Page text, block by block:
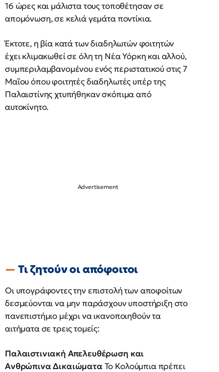
16 ώρες και μάλιστα τους τοποθέτησαν σε
απομόνωση, σε κελιά γεμάτα ποντίκια.
Έκτοτε, η βία κατά των διαδηλωτών φοιτητών
έχει κλιμακωθεί σε όλη τη Νέα Υόρκη και αλλού,
συμπεριλαμβανομένου ενός περιστατικού στις 7
Μαΐου όπου φοιτητές διαδηλωτές υπέρ της
Παλαιστίνης χτυπήθηκαν σκόπιμα από
αυτοκίνητο.
Τι ζητούν οι απόφοιτοι
Οι υπογράφοντες την επιστολή των αποφοίτων
δεσμεύονται να μην παράσχουν υποστήριξη στο
πανεπιστήμιο μέχρι να ικανοποιηθούν τα
αιτήματα σε τρεις τομείς:
Παλαιστινιακή Απελευθέρωση και
Ανθρώπινα Δικαιώματα Το Κολούμπια πρέπει